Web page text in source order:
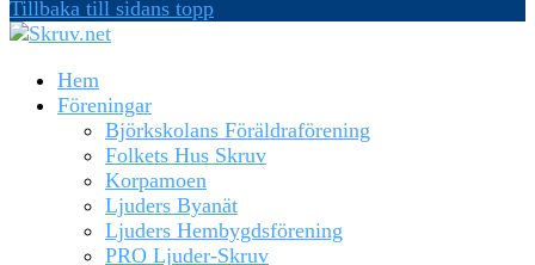
Tillbaka till sidans topp
Hem
Föreningar
Björkskolans Föräldraförening
Folkets Hus Skruv
Korpamoen
Ljuders Byanät
Ljuders Hembygdsförening
PRO Ljuder-Skruv